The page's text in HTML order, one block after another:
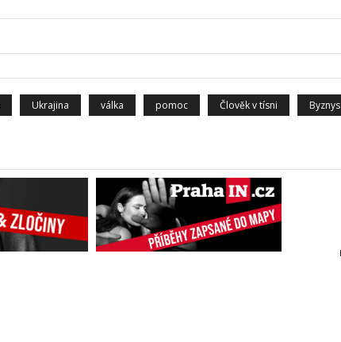
Ukrajina válka pomoc Člověk v tísni Byznys